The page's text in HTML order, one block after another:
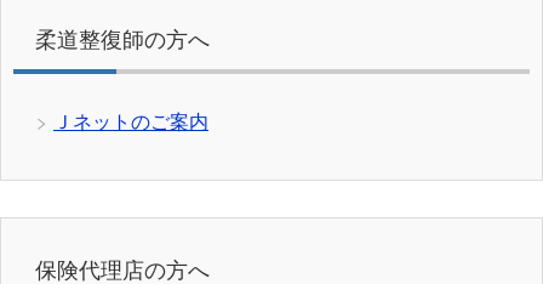
柔道整復師の方へ
Ｊネットのご案内
保険代理店の方へ